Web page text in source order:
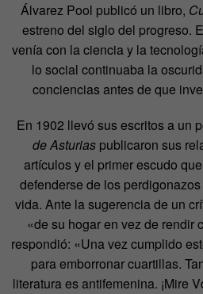
Álvarez Pool publicó un libro,
estreno del siglo del progreso.
venía con la ciencia y la
lo social continuaba la
conciencias antes de que
En 1902 llevó sus escritos a un
de Asturias publicaron sus
artículos y el primer escudo
defenderse de los
vida. Ante la sugerencia de un
«de su hogar en vez de rendir
respondió: «Una vez cumplido
para emborronar cuartillas.
literatura es antifemenina. ¡Mire